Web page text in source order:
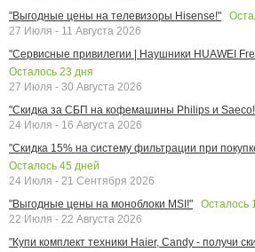
"Выгодные цены на телевизоры Hisense!"
27 Июля - 11 Августа 2026
"Сервисные привилегии | Наушники HUAWEI
Осталось 23 дня
27 Июля - 30 Августа 2026
"Скидка за СБП на кофемашины Philips и
24 Июля - 16 Августа 2026
"Скидка 15% на систему фильтрации при
Осталось 45 дней
24 Июля - 21 Сентября 2026
"Выгодные цены на моноблоки MSI!"
Осталось
22 Июля - 22 Августа 2026
"Купи комплект техники Haier, Candy - получи